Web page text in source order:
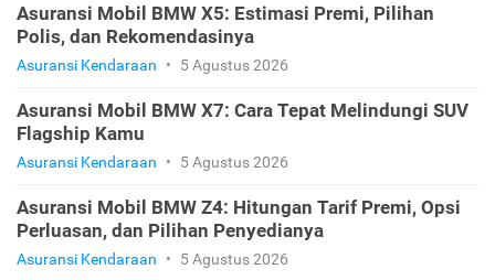
Asuransi Mobil BMW X5: Estimasi Premi, Pilihan
Polis, dan Rekomendasinya
Asuransi Kendaraan • 5 Agustus 2026
Asuransi Mobil BMW X7: Cara Tepat Melindungi SUV
Flagship Kamu
Asuransi Kendaraan • 5 Agustus 2026
Asuransi Mobil BMW Z4: Hitungan Tarif Premi, Opsi
Perluasan, dan Pilihan Penyedianya
Asuransi Kendaraan • 5 Agustus 2026